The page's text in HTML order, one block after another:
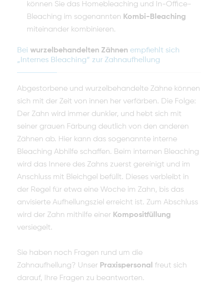
können Sie das Homebleaching und In-Office-
Bleaching im sogenannten Kombi-Bleaching
miteinander kombinieren.
Bei wurzelbehandelten Zähnen empfiehlt sich
„Internes Bleaching“ zur Zahnaufhellung
Abgestorbene und wurzelbehandelte Zähne können
sich mit der Zeit von innen her verfärben. Die Folge:
Der Zahn wird immer dunkler, und hebt sich mit
seiner grauen Färbung deutlich von den anderen
Zähnen ab. Hier kann das sogenannte interne
Bleaching Abhilfe schaffen. Beim internen Bleaching
wird das Innere des Zahns zuerst gereinigt und im
Anschluss mit Bleichgel befüllt. Dieses verbleibt in
der Regel für etwa eine Woche im Zahn, bis das
anvisierte Aufhellungsziel erreicht ist. Zum Abschluss
wird der Zahn mithilfe einer Kompositfüllung
versiegelt.
Sie haben noch Fragen rund um die
Zahnaufhellung? Unser Praxispersonal freut sich
darauf, Ihre Fragen zu beantworten.